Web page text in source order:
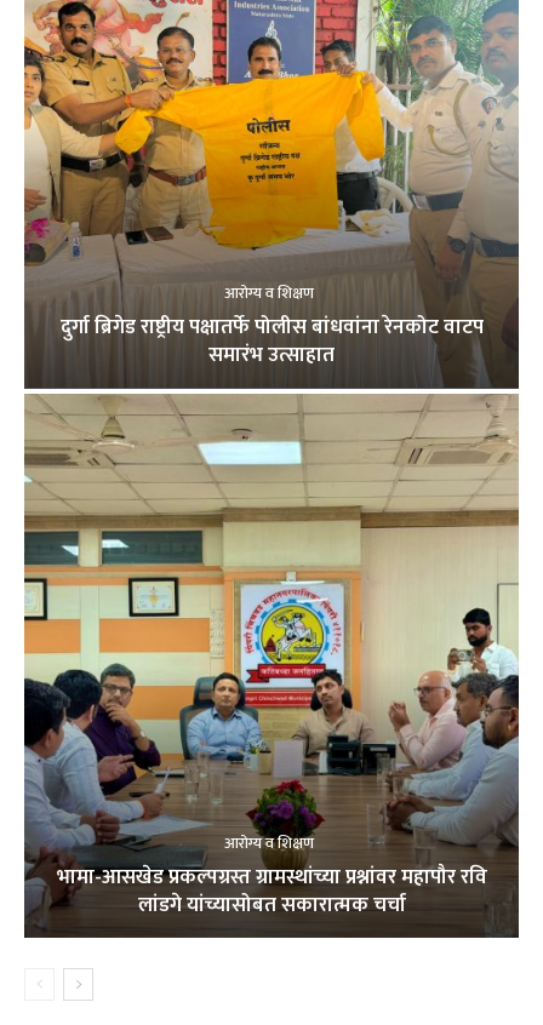
आरोग्य व शिक्षण
दुर्गा ब्रिगेड राष्ट्रीय पक्षातर्फे पोलीस बांधवांना रेनकोट वाटप
समारंभ उत्साहात
आरोग्य व शिक्षण
भामा-आसखेड प्रकल्पग्रस्त ग्रामस्थांच्या प्रश्नांवर महापौर रवि
लांडगे यांच्यासोबत सकारात्मक चर्चा